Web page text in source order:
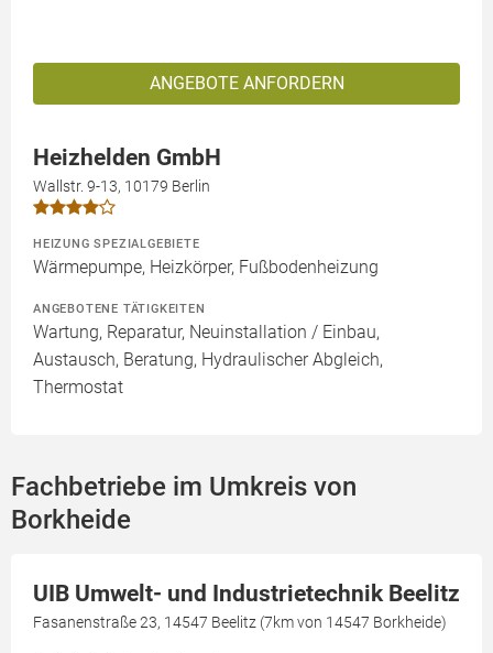
ANGEBOTE ANFORDERN
Heizhelden GmbH
Wallstr. 9-13, 10179 Berlin
HEIZUNG SPEZIALGEBIETE
Wärmepumpe, Heizkörper, Fußbodenheizung
ANGEBOTENE TÄTIGKEITEN
Wartung, Reparatur, Neuinstallation / Einbau,
Austausch, Beratung, Hydraulischer Abgleich,
Thermostat
Fachbetriebe im Umkreis von
Borkheide
UIB Umwelt- und Industrietechnik Beelitz
Fasanenstraße 23, 14547 Beelitz (7km von 14547 Borkheide)